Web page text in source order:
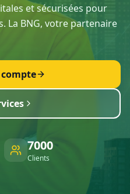
et sécurisées pour
La BNG, votre partenaire
7000
Clients